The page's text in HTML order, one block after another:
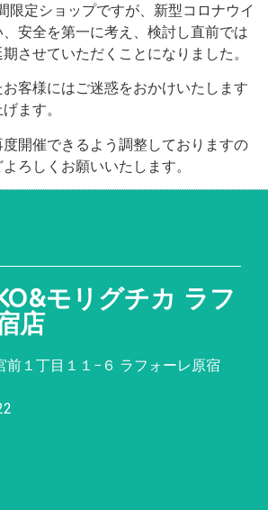
限定ショップですが、新型コロナウイ
安全を第一に考え、検討し直前では
させていただくことになりました。
客様にはご迷惑をおかけいたします
ます。
開催できるよう調整しておりますの
ろしくお願いいたします。
モリグチカ ラフ
店
前１丁目１１ − ６ ラフォーレ原宿